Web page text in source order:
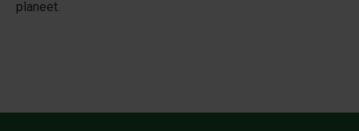
planeet.